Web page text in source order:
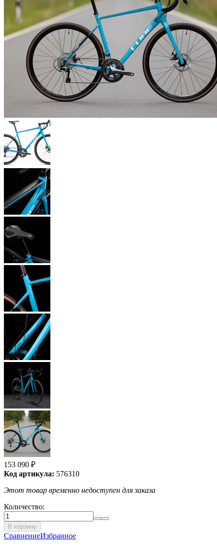
153 090 ₽
Код артикула: 576310
Этот товар временно недоступен для заказа
Количество:
В корзину
СравнениеИзбранное